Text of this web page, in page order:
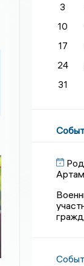
3
10
17
24
31